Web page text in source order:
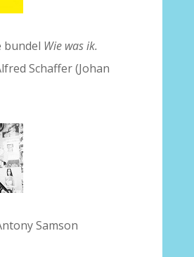
bundel Wie was ik.
Schaffer (Johan
Samson